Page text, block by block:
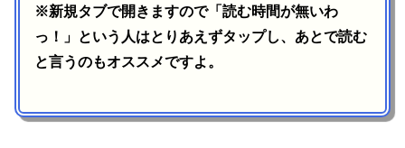
※新規タブで開きますので「読む時間が無いわ
っ！」という人はとりあえずタップし、あとで読む
と言うのもオススメですよ。